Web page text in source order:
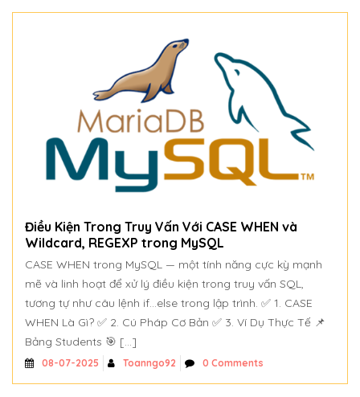
Điều Kiện Trong Truy Vấn Với CASE WHEN và
Wildcard, REGEXP trong MySQL
CASE WHEN trong MySQL — một tính năng cực kỳ mạnh
mẽ và linh hoạt để xử lý điều kiện trong truy vấn SQL,
tương tự như câu lệnh if...else trong lập trình. ✅ 1. CASE
WHEN Là Gì? ✅ 2. Cú Pháp Cơ Bản ✅ 3. Ví Dụ Thực Tế 📌
Bảng Students 🎯 […]
08-07-2025 Toanngo92 0 Comments